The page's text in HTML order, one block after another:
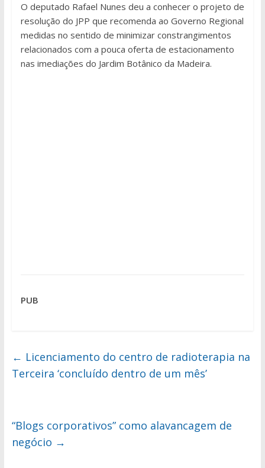
O deputado Rafael Nunes deu a conhecer o projeto de
resolução do JPP que recomenda ao Governo Regional
medidas no sentido de minimizar constrangimentos
relacionados com a pouca oferta de estacionamento
nas imediações do Jardim Botânico da Madeira.
PUB
← Licenciamento do centro de radioterapia na
Terceira ‘concluído dentro de um mês’
“Blogs corporativos” como alavancagem de
negócio →